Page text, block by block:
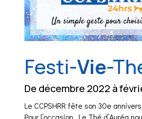
Festi-Vie-
De décembre 2022 à
Le CCPSHRR fête son 30e